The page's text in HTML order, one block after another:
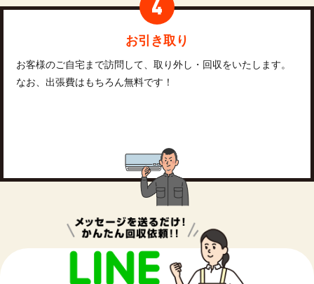
お引き取り
お客様のご自宅まで訪問して、取り外し・回収をいたします。
なお、出張費はもちろん無料です！
お問い合わせ・回収のご依頼